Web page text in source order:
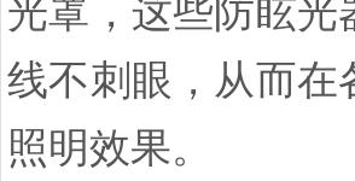
光罩，这些防眩
线不刺眼，从而在
照明效果。